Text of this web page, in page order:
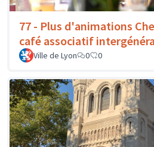
77 - Plus d'animations
café associatif
Ville de Lyon 0 0